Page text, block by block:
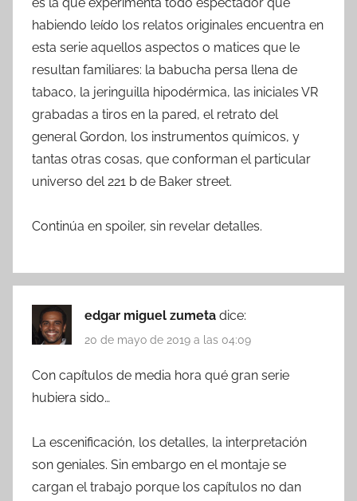
habiendo leído los relatos originales encuentra en
esta serie aquellos aspectos o matices que le
resultan familiares: la babucha persa llena de
tabaco, la jeringuilla hipodérmica, las iniciales VR
grabadas a tiros en la pared, el retrato del
general Gordon, los instrumentos químicos, y
tantas otras cosas, que conforman el particular
universo del 221 b de Baker street.
Continúa en spoiler, sin revelar detalles.
edgar miguel zumeta dice:
20 de mayo de 2019 a las 04:09
Con capítulos de media hora qué gran serie
hubiera sido…
La escenificación, los detalles, la interpretación
son geniales. Sin embargo en el montaje se
cargan el trabajo porque los capítulos no dan